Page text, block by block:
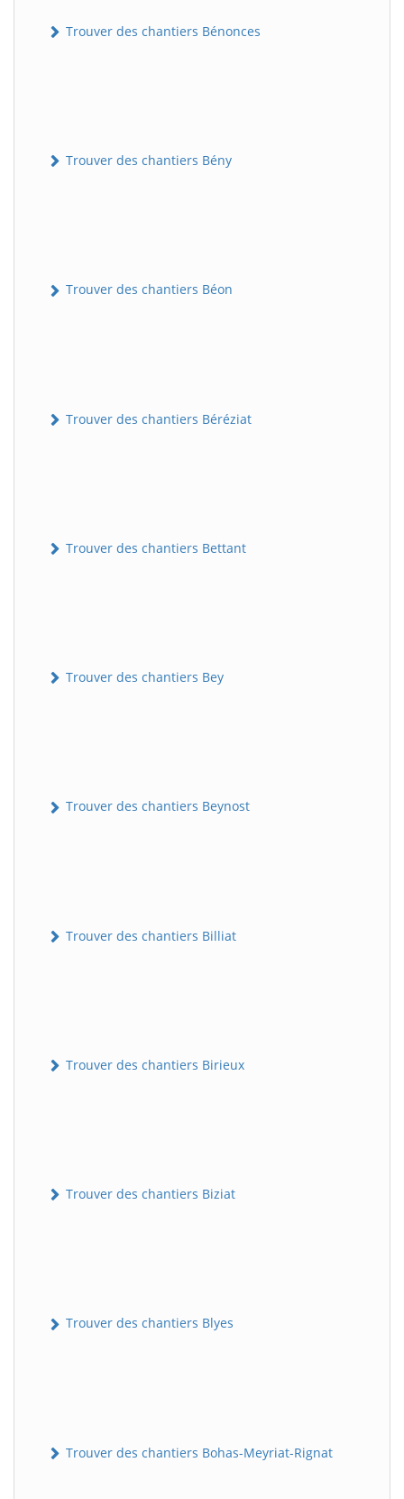
Trouver des chantiers Bénonces
Trouver des chantiers Bény
Trouver des chantiers Béon
Trouver des chantiers Béréziat
Trouver des chantiers Bettant
Trouver des chantiers Bey
Trouver des chantiers Beynost
Trouver des chantiers Billiat
Trouver des chantiers Birieux
Trouver des chantiers Biziat
Trouver des chantiers Blyes
Trouver des chantiers Bohas-Meyriat-Rignat